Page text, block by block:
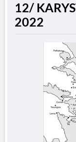
12/
2022